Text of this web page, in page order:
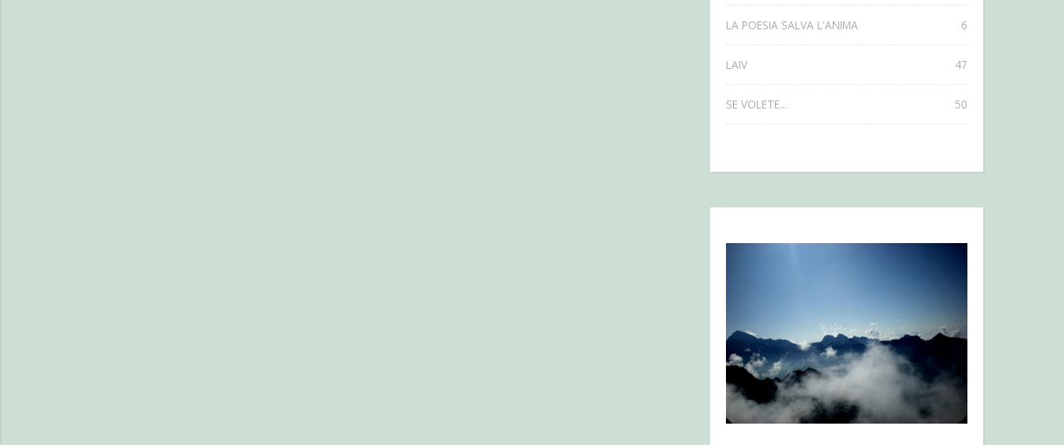
LA POESIA SALVA L'ANIMA 6
LAIV 47
SE VOLETE... 50